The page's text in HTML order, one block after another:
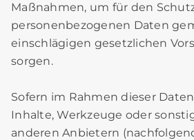
Maßnahmen, um für den
personenbezogenen Daten
einschlägigen gesetzlichen
sorgen.
Sofern im Rahmen dieser
Inhalte, Werkzeuge oder
anderen Anbietern